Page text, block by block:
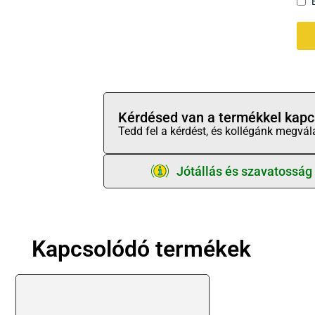
Kérdésed van a termékkel
Tedd fel a kérdést, és kollégánk
Jótállás és szavatosság
Kapcsolódó termékek